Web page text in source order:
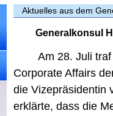
Aktuelles aus dem
Generalkonsul
Am 28. Juli
Corporate Affairs
die Vizepräsidentin
erklärte, dass die